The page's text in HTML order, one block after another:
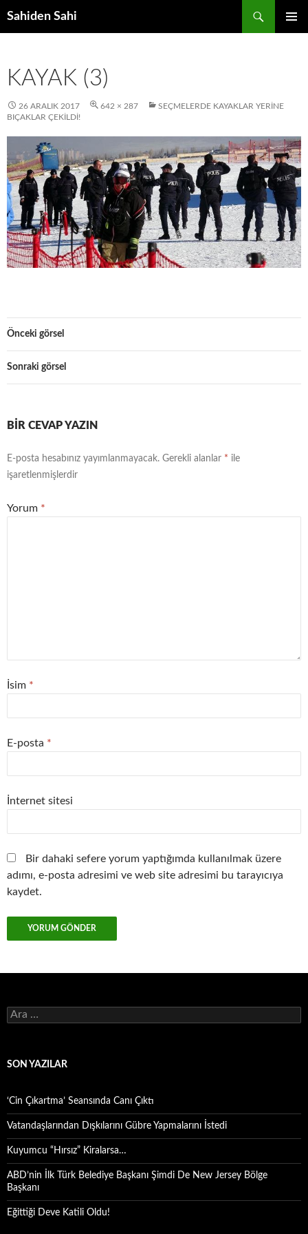
Sahiden Sahi
KAYAK (3)
26 ARALIK 2017 642 × 287
SEÇMELERDE KAYAKLAR YERINE
BIÇAKLAR ÇEKILDI!
Önceki görsel
Sonraki görsel
BIR CEVAP YAZIN
E-posta hesabınız yayımlanmayacak. Gerekli alanlar * ile
işaretlenmişlerdir
Yorum *
İsim *
E-posta *
İnternet sitesi
Bir dahaki sefere yorum yaptığımda kullanılmak üzere
adımı, e-posta adresimi ve web site adresimi bu tarayıcıya
kaydet.
Arama:
SON YAZILAR
‘Cin Çıkartma’ Seansında Canı Çıktı
Vatandaşlarından Dışkılarını Gübre Yapmalarını İstedi
Kuyumcu “Hırsız” Kiralarsa…
ABD’nin İlk Türk Belediye Başkanı Şimdi De New Jersey Bölge
Başkanı
Eğittiği Deve Katili Oldu!